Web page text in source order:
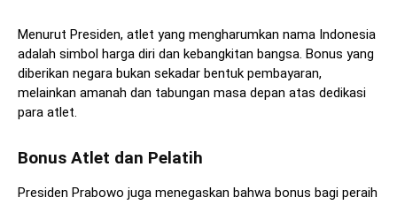
Menurut Presiden, atlet yang mengharumkan nama Indonesia
adalah simbol harga diri dan kebangkitan bangsa. Bonus yang
diberikan negara bukan sekadar bentuk pembayaran,
melainkan amanah dan tabungan masa depan atas dedikasi
para atlet.
Bonus Atlet dan Pelatih
Presiden Prabowo juga menegaskan bahwa bonus bagi peraih